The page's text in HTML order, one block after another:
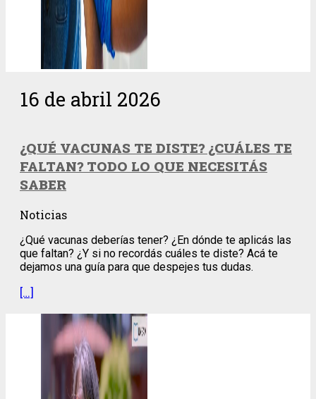
16 de abril 2026
¿QUÉ VACUNAS TE DISTE? ¿CUÁLES TE
FALTAN? TODO LO QUE NECESITÁS
SABER
Noticias
¿Qué vacunas deberías tener? ¿En dónde te aplicás las
que faltan? ¿Y si no recordás cuáles te diste? Acá te
dejamos una guía para que despejes tus dudas.
[…]